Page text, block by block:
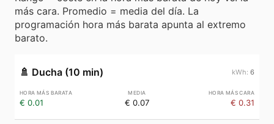
más cara. Promedio = media del día. La
programación hora más barata apunta al extremo
barato.
🚿 Ducha (10 min) 6
€ 0.01 € 0.07 € 0.31